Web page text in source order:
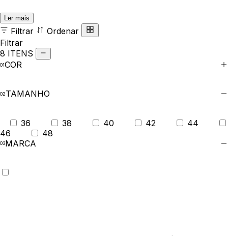
Ler mais
Filtrar
Ordenar
Filtrar
8 ITENS
COR
TAMANHO
36 38 40 42
44
46
48
MARCA